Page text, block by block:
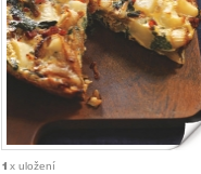
1 x uložení